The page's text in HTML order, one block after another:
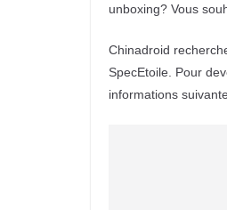
unboxing? Vous
Chinadroid
SpecEtoile. Pour
informations